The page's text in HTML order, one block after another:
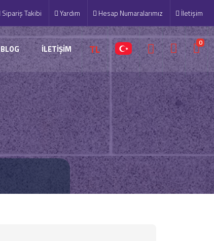
Sipariş Takibi Yardım Hesap Numaralarımız İletişim
BLOG İLETİŞİM TL 0